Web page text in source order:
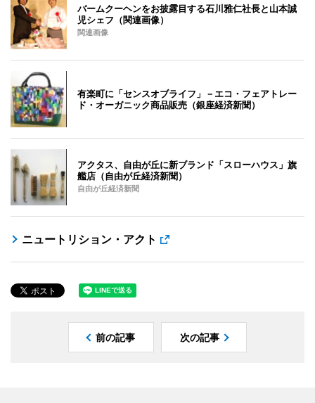
バームクーヘンをお披露目する石川雅仁社長と山本誠
児シェフ（関連画像）
関連画像
有楽町に「センスオブライフ」－エコ・フェアトレー
ド・オーガニック商品販売（銀座経済新聞）
アクタス、自由が丘に新ブランド「スローハウス」旗
艦店（自由が丘経済新聞）
自由が丘経済新聞
ニュートリション・アクト
前の記事 次の記事